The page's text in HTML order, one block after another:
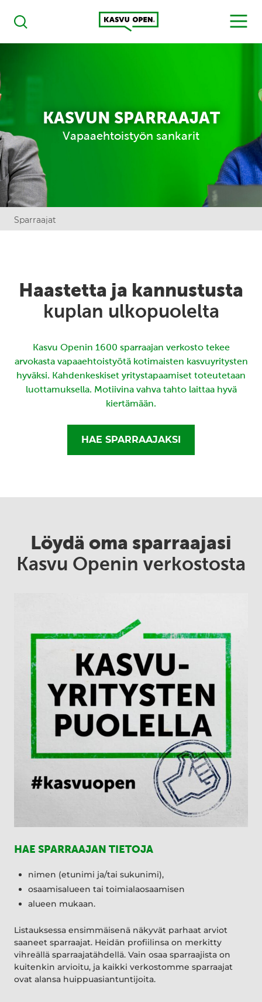
Haku
Kasvu Open
MENU
KASVUN SPARRAAJAT
Vapaaehtoistyön sankarit
Sparraajat
Haastetta ja kannustusta
kuplan ulkopuolelta
Kasvu Openin 1600 sparraajan verkosto tekee
arvokasta vapaaehtoistyötä kotimaisten kasvuyritysten
hyväksi. Kahdenkeskiset yritystapaamiset toteutetaan
luottamuksella. Motiivina vahva tahto laittaa hyvä
kiertämään.
HAE SPARRAAJAKSI
Löydä oma sparraajasi
Kasvu Openin verkostosta
HAE SPARRAAJAN TIETOJA
nimen (etunimi ja/tai sukunimi),
osaamisalueen tai toimialaosaamisen
alueen mukaan.
Listauksessa ensimmäisenä näkyvät parhaat arviot
saaneet sparraajat. Heidän profiilinsa on merkitty
vihreällä sparraajatähdellä. Vain osaa sparraajista on
kuitenkin arvioitu, ja kaikki verkostomme sparraajat
ovat alansa huippuasiantuntijoita.